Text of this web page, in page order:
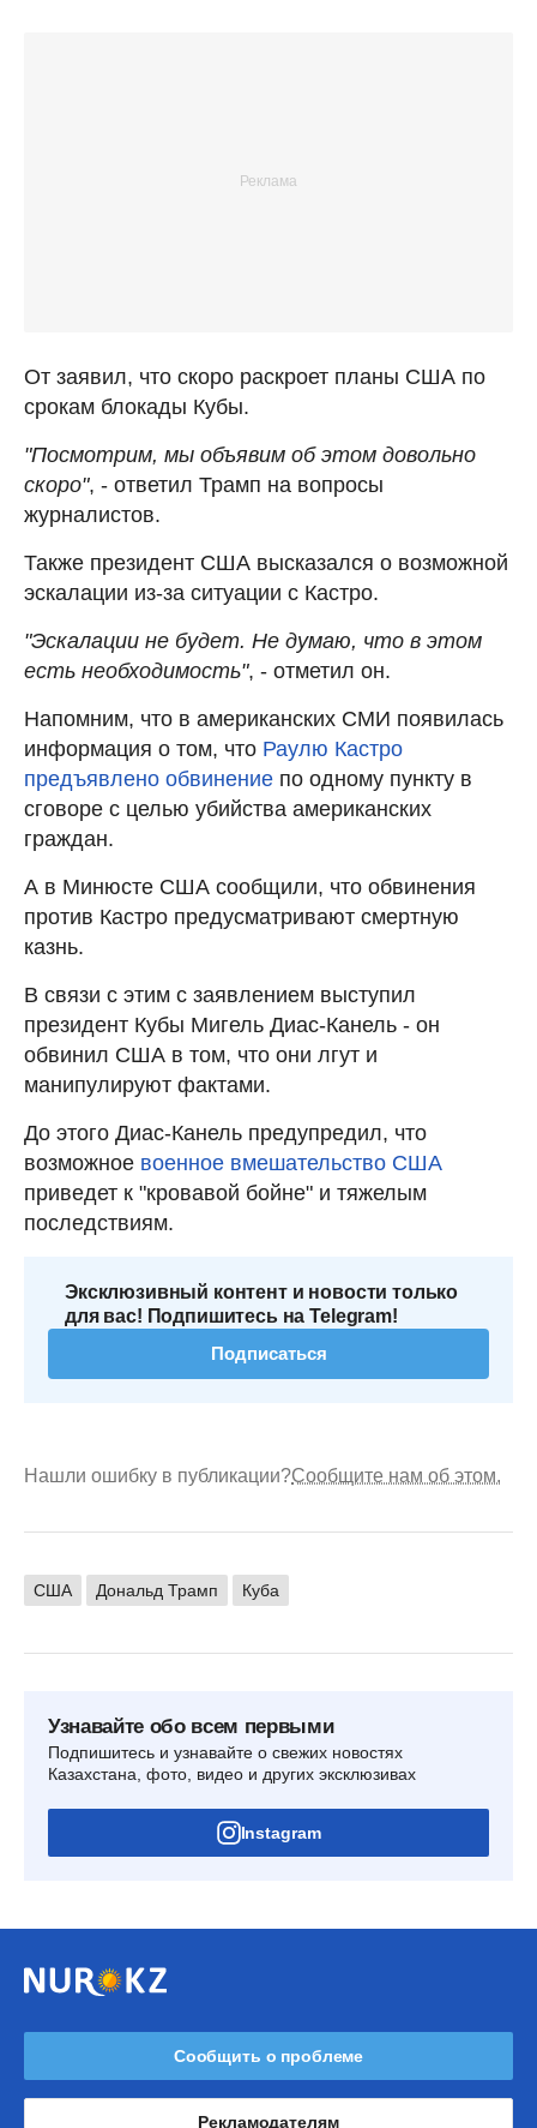
От заявил, что скоро раскроет планы США по
срокам блокады Кубы.
"Посмотрим, мы объявим об этом довольно
скоро", - ответил Трамп на вопросы
журналистов.
Также президент США высказался о возможной
эскалации из-за ситуации с Кастро.
"Эскалации не будет. Не думаю, что в этом
есть необходимость", - отметил он.
Напомним, что в американских СМИ появилась
информация о том, что Раулю Кастро
предъявлено обвинение по одному пункту в
сговоре с целью убийства американских
граждан.
А в Минюсте США сообщили, что обвинения
против Кастро предусматривают смертную
казнь.
В связи с этим с заявлением выступил
президент Кубы Мигель Диас-Канель - он
обвинил США в том, что они лгут и
манипулируют фактами.
До этого Диас-Канель предупредил, что
возможное военное вмешательство США
приведет к "кровавой бойне" и тяжелым
последствиям.
Эксклюзивный контент и новости только
для вас! Подпишитесь на Telegram!
Подписаться
Нашли ошибку в публикации?Сообщите нам об этом.
США Дональд Трамп Куба
Узнавайте обо всем первыми
Подпишитесь и узнавайте о свежих новостях
Казахстана, фото, видео и других эксклюзивах
Instagram
Сообщить о проблеме
Рекламодателям